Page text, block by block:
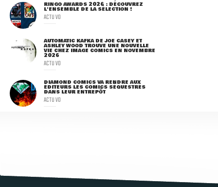
RINGO AWARDS 2026 : DÉCOUVREZ
L'ENSEMBLE DE LA SÉLECTION !
ACTU VO
AUTOMATIC KAFKA DE JOE CASEY ET
ASHLEY WOOD TROUVE UNE NOUVELLE
VIE CHEZ IMAGE COMICS EN NOVEMBRE
2026
ACTU VO
DIAMOND COMICS VA RENDRE AUX
ÉDITEURS LES COMICS SÉQUESTRÉS
DANS LEUR ENTREPÔT
ACTU VO